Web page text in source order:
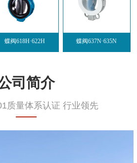
蝶阀618H·622H 蝶阀637N·635N
司简介
质量体系认证 行业领先